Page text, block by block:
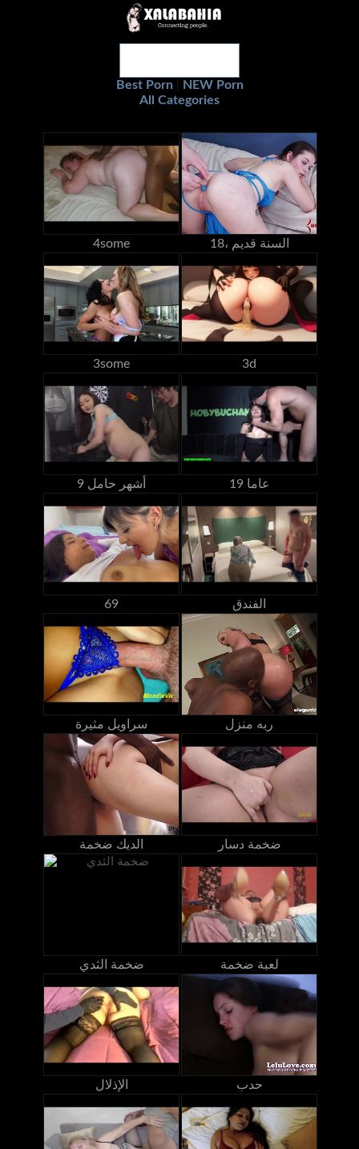
Best Porn
NEW Porn
All Categories
4some 18، السنة قديم
3some 3d
9 أشهر حامل 19 عاما
69 الفندق
سراويل مثيرة ربه منزل
الديك ضخمة ضخمة دسار
ضخمة الثدي لعبة ضخمة
الإذلال حدب